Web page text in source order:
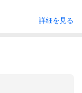
詳細を見る